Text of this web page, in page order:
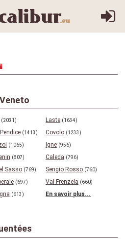
(2031) Laste (1634)
(1413) Covolo (1233)
(1065) Igne (956)
(807) Caleda (796)
Sasso (769) Sengio Rosso (760)
(697) Val Frenzela (660)
(613) En savoir plus...